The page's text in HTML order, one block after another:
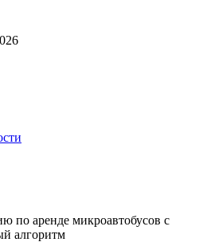
по аренде микроавтобусов с
алгоритм